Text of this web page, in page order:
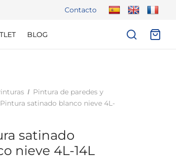
Contacto
BLOG
/ Pintura de paredes y
Pintura satinado blanco nieve 4L-
satinado
nieve 4L-14L